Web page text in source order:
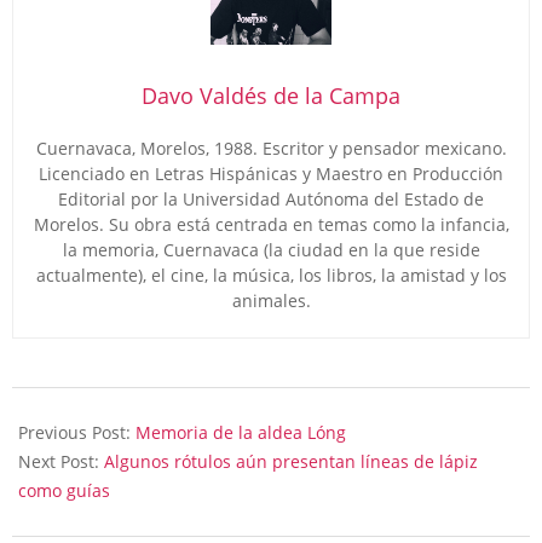
Davo Valdés de la Campa
Cuernavaca, Morelos, 1988. Escritor y pensador mexicano.
Licenciado en Letras Hispánicas y Maestro en Producción
Editorial por la Universidad Autónoma del Estado de
Morelos. Su obra está centrada en temas como la infancia,
la memoria, Cuernavaca (la ciudad en la que reside
actualmente), el cine, la música, los libros, la amistad y los
animales.
01-
04
Previous Post: Memoria de la aldea Lóng
Next Post: Algunos rótulos aún presentan líneas de lápiz
como guías